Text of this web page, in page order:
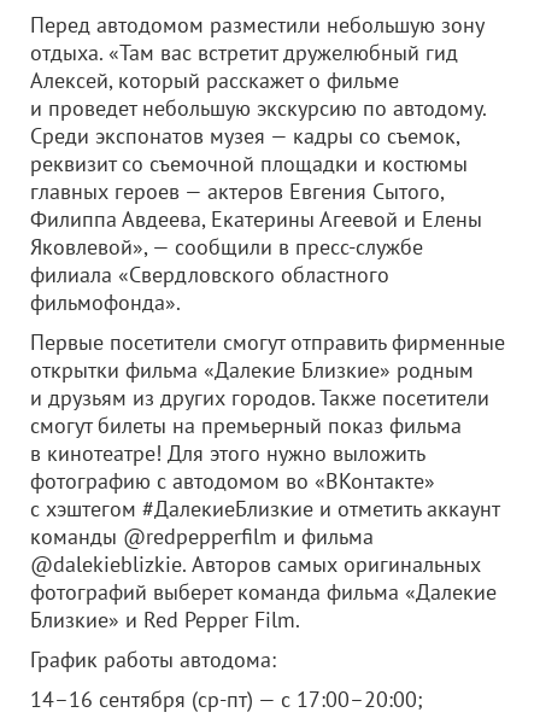
Перед автодомом разместили небольшую зону
отдыха. «Там вас встретит дружелюбный гид
Алексей, который расскажет о фильме
и проведет небольшую экскурсию по автодому.
Среди экспонатов музея — кадры со съемок,
реквизит со съемочной площадки и костюмы
главных героев — актеров Евгения Сытого,
Филиппа Авдеева, Екатерины Агеевой и Елены
Яковлевой», — сообщили в пресс-службе
филиала «Свердловского областного
фильмофонда».
Первые посетители смогут отправить фирменные
открытки фильма «Далекие Близкие» родным
и друзьям из других городов. Также посетители
смогут билеты на премьерный показ фильма
в кинотеатре! Для этого нужно выложить
фотографию с автодомом во «ВКонтакте»
с хэштегом #ДалекиеБлизкие и отметить аккаунт
команды @redpepperfilm и фильма
@dalekieblizkie. Авторов самых оригинальных
фотографий выберет команда фильма «Далекие
Близкие» и Red Pepper Film.
График работы автодома:
14–16 сентября (ср-пт) — с 17:00–20:00;